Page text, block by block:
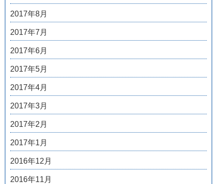
2017年8月
2017年7月
2017年6月
2017年5月
2017年4月
2017年3月
2017年2月
2017年1月
2016年12月
2016年11月